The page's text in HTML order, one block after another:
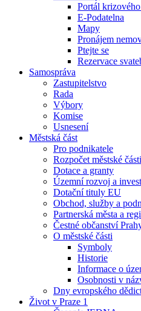
Portál
E-Podatelna
Mapy
Pronájem
Ptejte se
Rezervace
Samospráva
Zastupitelstvo
Rada
Výbory
Komise
Usnesení
Městská část
Pro podnikatele
Rozpočet městské části
Dotace a granty
Územní rozvoj a
Dotační tituly EU
Obchod, služby a
Partnerská města a
Čestné občanství
O městské části
Symboly
Historie
Informace o
Osobnosti v
Dny evropského
Život v Praze 1